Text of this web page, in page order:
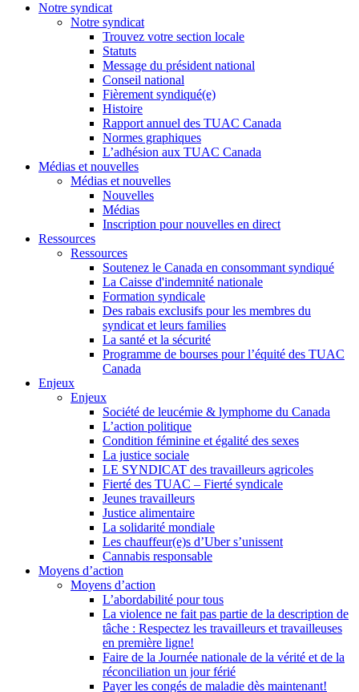
Notre syndicat
Notre syndicat
Trouvez votre section locale
Statuts
Message du président national
Conseil national
Fièrement syndiqué(e)
Histoire
Rapport annuel des TUAC Canada
Normes graphiques
L’adhésion aux TUAC Canada
Médias et nouvelles
Médias et nouvelles
Nouvelles
Médias
Inscription pour nouvelles en direct
Ressources
Ressources
Soutenez le Canada en consommant syndiqué
La Caisse d'indemnité nationale
Formation syndicale
Des rabais exclusifs pour les membres du
syndicat et leurs families
La santé et la sécurité
Programme de bourses pour l’équité des TUAC
Canada
Enjeux
Enjeux
Société de leucémie & lymphome du Canada
L’action politique
Condition féminine et égalité des sexes
La justice sociale
LE SYNDICAT des travailleurs agricoles
Fierté des TUAC – Fierté syndicale
Jeunes travailleurs
Justice alimentaire
La solidarité mondiale
Les chauffeur(e)s d’Uber s’unissent
Cannabis responsable
Moyens d’action
Moyens d’action
L’abordabilité pour tous
La violence ne fait pas partie de la description de
tâche : Respectez les travailleurs et travailleuses
en première ligne!
Faire de la Journée nationale de la vérité et de la
réconciliation un jour férié
Payer les congés de maladie dès maintenant!